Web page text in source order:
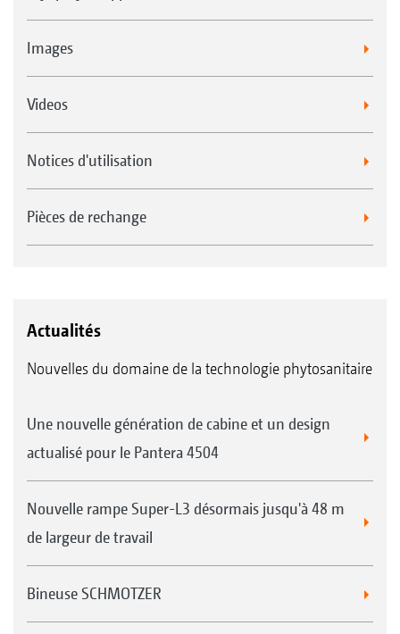
Images
Videos
Notices d'utilisation
Pièces de rechange
Actualités
Nouvelles du domaine de la technologie phytosanitaire
Une nouvelle génération de cabine et un design
actualisé pour le Pantera 4504
Nouvelle rampe Super-L3 désormais jusqu'à 48 m
de largeur de travail
Bineuse SCHMOTZER